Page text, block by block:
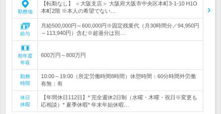
勤務地
【転勤なし】 ＜大阪支店＞ 大阪府大阪市中央区本町3-1-10 H1O
本町2階 ※本人の希望でない…
給与
月給500,000円～600,000円※固定残業代（月30時間分／94,950円
～113,940円）含む※超過分は別…
初年度
年収
600万円～800万円
勤務
時間
10:00～19:00（所定労働時間8時間）休憩時間：60分時間外労働
有無：有
休日
休暇
【年間休日112日】* 完全週休2日制（水曜・木曜・祝日※変更も
応相談）* 夏季休暇* 年末年始休暇…